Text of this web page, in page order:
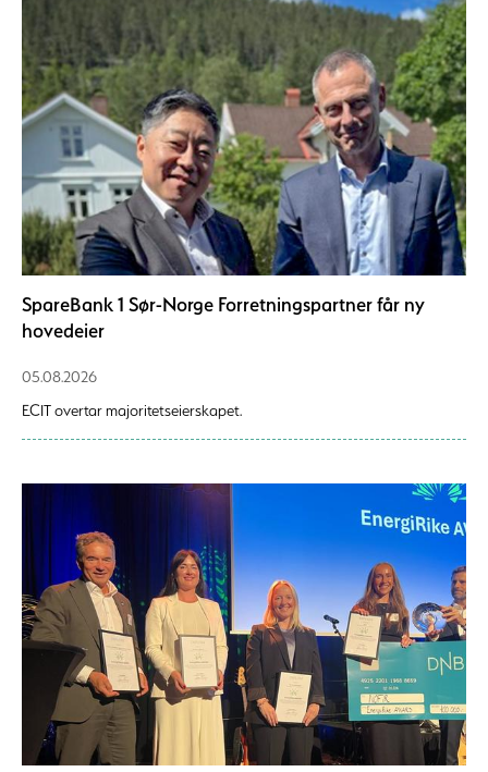
SpareBank 1 Sør-Norge Forretningspartner får ny
hovedeier
05.08.2026
ECIT overtar majoritetseierskapet.